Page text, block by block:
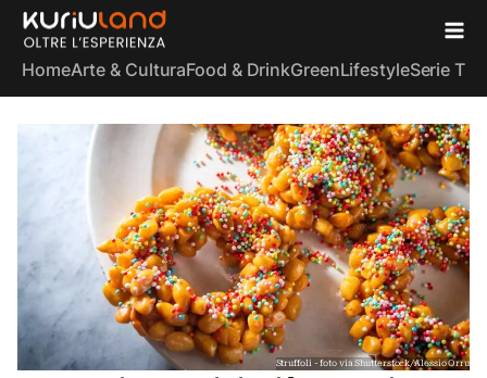
HomeArte & CulturaFood & DrinkGreenLifestyleSerie TV
Struffoli - foto via Shutterstock/Alessio Orru